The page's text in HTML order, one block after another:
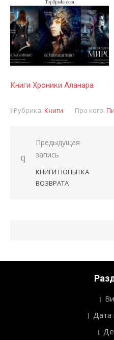
Книги Хроники Аланара
Рубрика: Книги Про кого:
Навигация
записям
Предыдущая
запись
КНИГИ ПОПЫТКА
ВОЗВРАТА
Дата